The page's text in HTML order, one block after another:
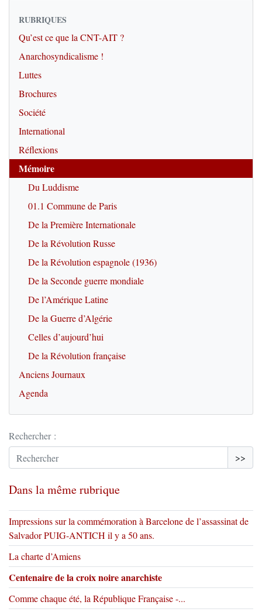
RUBRIQUES
Qu’est ce que la CNT-AIT ?
Anarchosyndicalisme !
Luttes
Brochures
Société
International
Réflexions
Mémoire
Du Luddisme
01.1 Commune de Paris
De la Première Internationale
De la Révolution Russe
De la Révolution espagnole (1936)
De la Seconde guerre mondiale
De l’Amérique Latine
De la Guerre d’Algérie
Celles d’aujourd’hui
De la Révolution française
Anciens Journaux
Agenda
Rechercher :
>>
Dans la même rubrique
Impressions sur la commémoration à Barcelone de l’assassinat de
Salvador PUIG-ANTICH il y a 50 ans.
La charte d’Amiens
Centenaire de la croix noire anarchiste
Comme chaque été, la République Française -...